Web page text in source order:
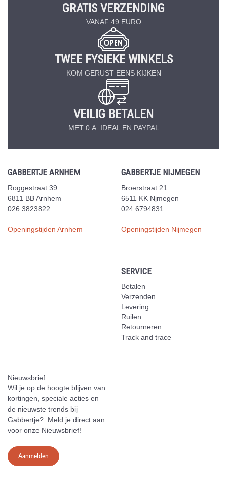
GRATIS VERZENDING
VANAF 49 EURO
TWEE FYSIEKE WINKELS
KOM GERUST EENS KIJKEN
VEILIG BETALEN
MET 0.A. IDEAL EN PAYPAL
GABBERTJE ARNHEM
Roggestraat 39
6811 BB Arnhem
026 3823822
Openingstijden Arnhem
GABBERTJE NIJMEGEN
Broerstraat 21
6511 KK Njmegen
024 6794831
Openingstijden Nijmegen
SERVICE
Betalen
Verzenden
Levering
Ruilen
Retourneren
Track and trace
Nieuwsbrief
Wil je op de hoogte blijven van
kortingen, speciale acties en
de nieuwste trends bij
Gabbertje? Meld je direct aan
voor onze Nieuwsbrief!
Aanmelden